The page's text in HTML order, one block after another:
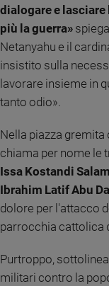
Aziende
di
valore
Caso
settimana
Migranti
e
inclusione
Costume
Cultura
spettacoli
Sanremo
2026
dialogare e lasciare
più la guerra»
Netanyahu e il
insistito sulla
lavorare insieme in
tanto odio».
Nella piazza
chiama per nome le
Issa Kostandi
Ibrahim Latif Abu
dolore per l'attacco
parrocchia cattolica
Purtroppo,
militari contro la